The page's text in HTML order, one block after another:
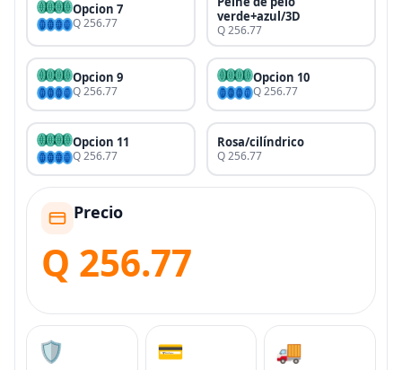
Opcion 7
Q 256.77
verde+azul/3D
Q 256.77
Opcion 9
Q 256.77
Opcion 10
Q 256.77
Opcion 11
Q 256.77
Rosa/cilíndrico
Q 256.77
Precio
Q 256.77
🛡️ 💳 🚚